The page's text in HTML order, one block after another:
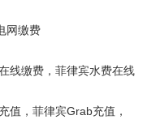
网缴费
线缴费，菲律宾水费在线
值，菲律宾Grab充值，